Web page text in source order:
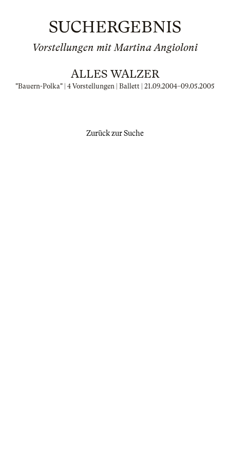
SUCHERGEBNIS
Vorstellungen mit Martina Angioloni
ALLES WALZER
"Bauern-Polka" | 4 Vorstellungen | Ballett | 21.09.2004–09.05.2005
Zurück zur Suche